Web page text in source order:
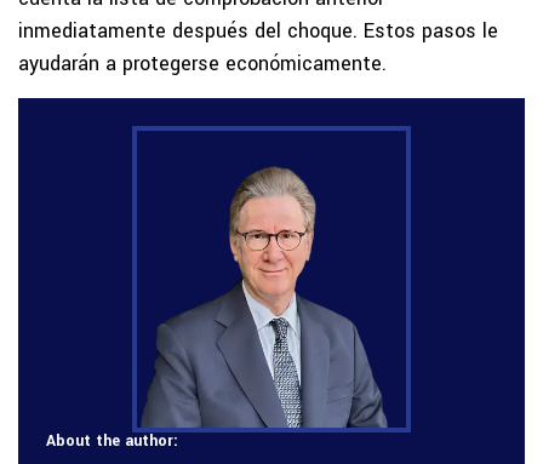
inmediatamente después del choque. Estos pasos le
ayudarán a protegerse económicamente.
About the author: